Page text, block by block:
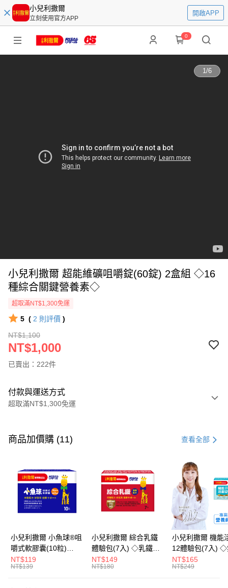
小兒利撒爾
立刻使用官方APP
開啟APP
0
1/6
小兒利撒爾 超能維礦咀嚼錠(60錠) 2盒組 ◇16
種綜合關鍵營養素◇
超取滿NT$1,300免運
5 ( 2 則評價 )
NT$1,100
NT$1,000
已賣出：222件
付款與運送方式
超取滿NT$1,300免運
信用卡一次付款
LINE Pay
Apple Pay
街口支付
悠遊付
Google Pay
全盈+PAY
商品加價購 (11) 查看全部
小兒利撒爾 小魚球®咀
嚼式軟膠囊(10粒)
◇OMEGA-
3(EPA+DHA)+rTG型魚
NT$119
NT$139
小兒利撒爾 綜合乳鐵
體驗包(7入) ◇乳鐵蛋
白+藻精蛋白+DHA藻
油+專利大豆卵磷脂 成
NT$149
NT$180
小兒利撒爾 機能
12體驗包(7入) ◇
糖添加◇
NT$165
NT$249